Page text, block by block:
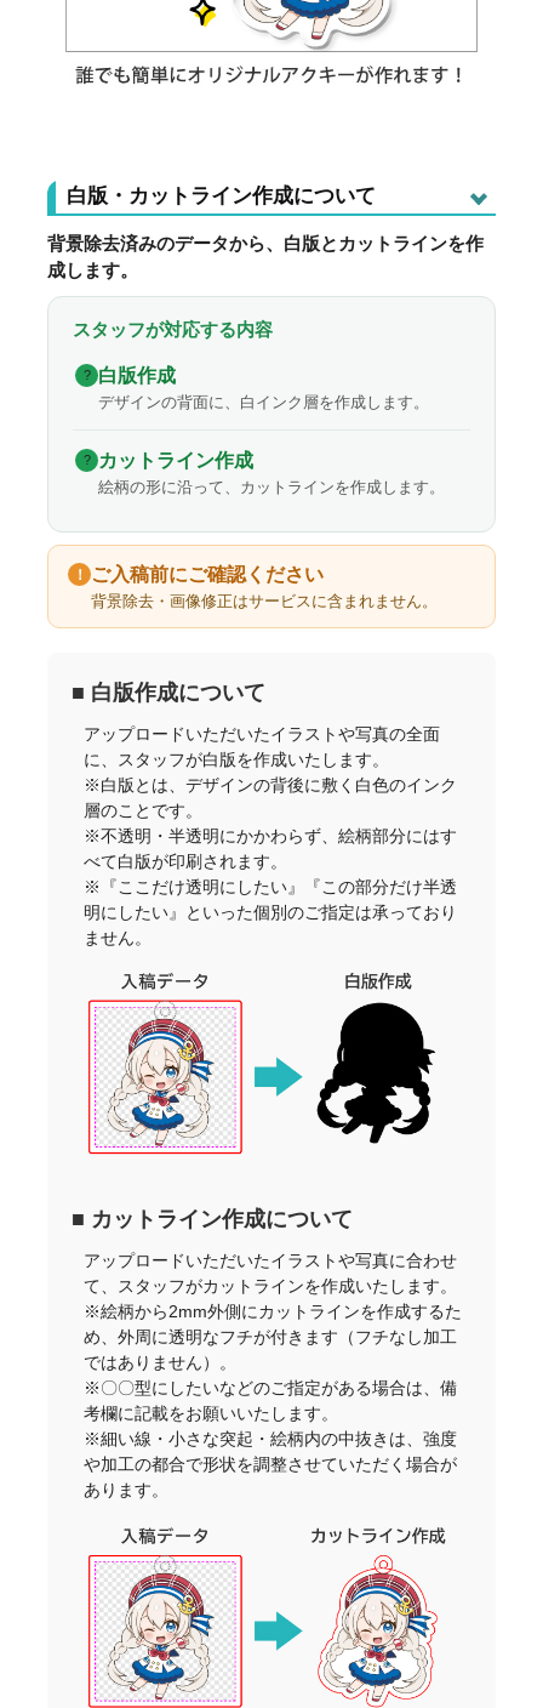
白版・カットライン作成について
背景除去済みのデータから、白版とカットラインを作
成します。
スタッフが対応する内容
? 白版作成
デザインの背面に、白インク層を作成します。
? カットライン作成
絵柄の形に沿って、カットラインを作成します。
！ ご入稿前にご確認ください
背景除去・画像修正はサービスに含まれません。
■ 白版作成について
アップロードいただいたイラストや写真の全面
に、スタッフが白版を作成いたします。
※白版とは、デザインの背後に敷く白色のインク
層のことです。
※不透明・半透明にかかわらず、絵柄部分にはす
べて白版が印刷されます。
※『ここだけ透明にしたい』『この部分だけ半透
明にしたい』といった個別のご指定は承っており
ません。
■ カットライン作成について
アップロードいただいたイラストや写真に合わせ
て、スタッフがカットラインを作成いたします。
※絵柄から2mm外側にカットラインを作成するた
め、外周に透明なフチが付きます（フチなし加工
ではありません）。
※〇〇型にしたいなどのご指定がある場合は、備
考欄に記載をお願いいたします。
※細い線・小さな突起・絵柄内の中抜きは、強度
や加工の都合で形状を調整させていただく場合が
あります。